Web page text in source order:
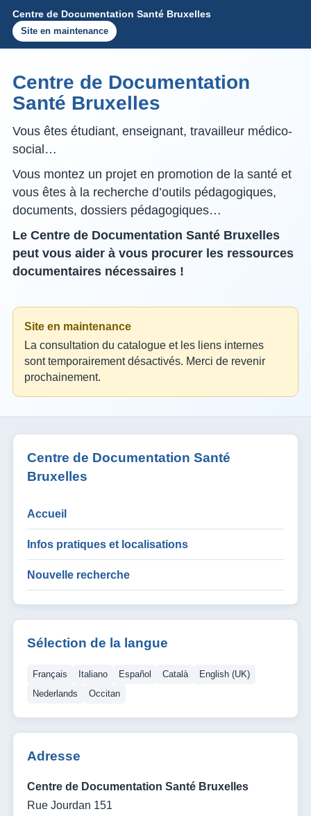
Centre de Documentation Santé Bruxelles
Site en maintenance
Centre de Documentation
Santé Bruxelles
Vous êtes étudiant, enseignant, travailleur médico-
social…
Vous montez un projet en promotion de la santé et
vous êtes à la recherche d’outils pédagogiques,
documents, dossiers pédagogiques…
Le Centre de Documentation Santé Bruxelles
peut vous aider à vous procurer les ressources
documentaires nécessaires !
Site en maintenance
La consultation du catalogue et les liens internes
sont temporairement désactivés. Merci de revenir
prochainement.
Centre de Documentation Santé
Bruxelles
Accueil
Infos pratiques et localisations
Nouvelle recherche
Sélection de la langue
Français Italiano Español Català
English (UK)
Nederlands
Occitan
Adresse
Centre de Documentation Santé Bruxelles
Rue Jourdan 151